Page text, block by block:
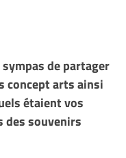
de partager
concept arts ainsi
étaient vos
des souvenirs